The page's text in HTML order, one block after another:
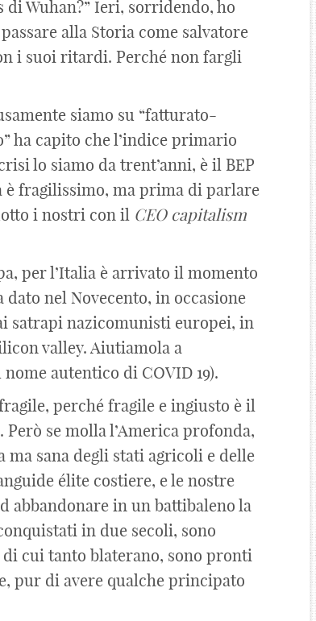
Wuhan?” Ieri, sorridendo, ho
alla Storia come salvatore
i suoi ritardi. Perché non fargli
siamo su “fatturato-
ha capito che l’indice primario
lo siamo da trent’anni, è il BEP
è fragilissimo, ma prima di parlare
i nostri con il CEO capitalism
per l’Italia è arrivato il momento
nel Novecento, in occasione
satrapi nazicomunisti europei, in
valley. Aiutiamola a
autentico di COVID 19).
perché fragile e ingiusto è il
se molla l’America profonda,
ma sana degli stati agricoli e delle
élite costiere, e le nostre
abbandonare in un battibaleno la
in due secoli, sono
cui tanto blaterano, sono pronti
pur di avere qualche principato